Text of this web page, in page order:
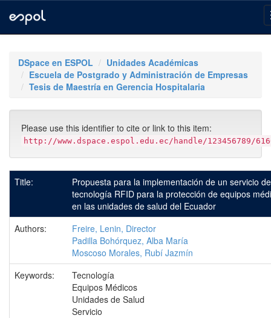
navigationDSpace en ESPOL
Unidades Académicas
Escuela de Postgrado y Administración de Empresas
Tesis de Maestría en Gerencia Hospitalaria
Please use this identifier to cite or link to this item:
http://www.dspace.espol.edu.ec/handle/123456789/
Title:
Propuesta para la implementación de un servicio de
tecnología RFID para la protección de equipos
en las unidades de salud del Ecuador
Authors:
Freire, Lenin, Director
Padilla Bohórquez, Alba María
Moscoso Morales, Rubí Jazmín
Keywords:
Tecnología
Equipos Médicos
Unidades de Salud
Servicio